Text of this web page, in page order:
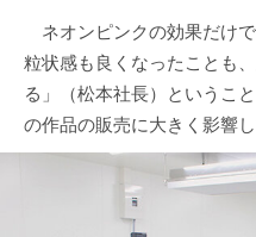
ネオンピンクの効果だけ
粒状感も良くなったことも
る」（松本社長）というこ
の作品の販売に大きく影響し